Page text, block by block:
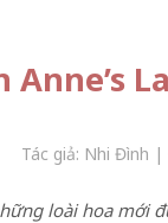
Tác giả: Nhi Đình |
loài hoa mới